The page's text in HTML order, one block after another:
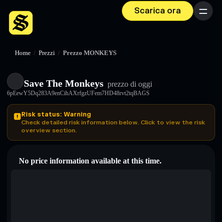
Scarica ora Menu
Home / Prezzi / Prezzo MONKEYS
Save The Monkeys prezzo di oggi
6pEewY5Dq283A9enCihAXrfgzUFem7HD48rvt2tqBAGS
Risk status: Warning
Check detailed risk information below. Click to view the risk
overview section.
No price information available at this time.